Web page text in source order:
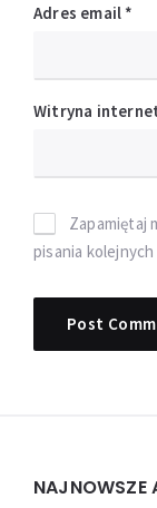
Adres email *
Witryna
Zapamiętaj
pisania
Widgets
NAJNOWSZE